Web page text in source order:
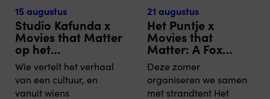
het teken van Mind
Work, met mentale
gezondheid als rode
draad door het
programma. Bekijk het
programma
Openluchtfilm onder de
verbondenheid,
nationale loyaliteit en
de breuklijnen waar
politieke conflicten zelfs
midden van de oorlog
wordt een
15 augustus
Studio Kafunda x
Movies that Matter
op het
Marineterrein
Wie vertelt het verhaal
van een cultuur, en
vanuit wiens
21 augustus
Het Puntje x
Movies that
Matter: A Fox
Under A Pink Moon
Deze zomer
organiseren we samen
met strandtent Het